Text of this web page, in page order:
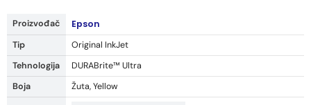
Proizvođač Epson
Tip
Original InkJet
Tehnologija
DURABrite™ Ultra
Boja
Žuta, Yellow